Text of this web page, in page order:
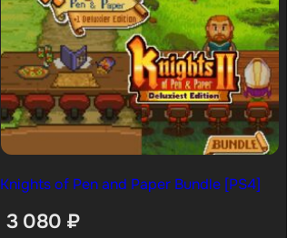
Knights of Pen and Paper Bundle [PS4]
3 080 ₽